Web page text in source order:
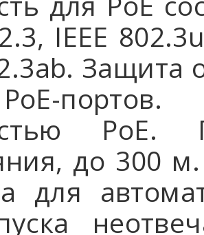
IEEE
портов.
PoE.
до 300
для